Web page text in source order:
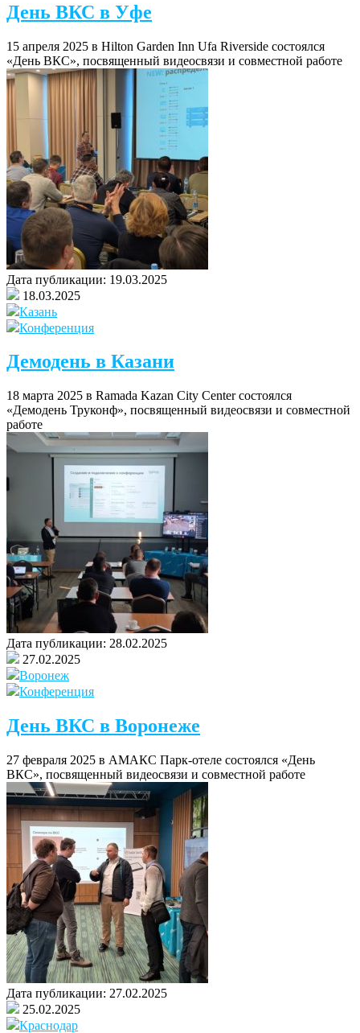
День ВКС в Уфе
15 апреля 2025 в Hilton Garden Inn Ufa Riverside состоялся
«День ВКС», посвященный видеосвязи и совместной работе
Дата публикации: 19.03.2025
18.03.2025
Казань
Конференция
Демодень в Казани
18 марта 2025 в Ramada Kazan City Center состоялся
«Демодень Труконф», посвященный видеосвязи и совместной
работе
Дата публикации: 28.02.2025
27.02.2025
Воронеж
Конференция
День ВКС в Воронеже
27 февраля 2025 в АМАКС Парк-отеле состоялся «День
ВКС», посвященный видеосвязи и совместной работе
Дата публикации: 27.02.2025
25.02.2025
Краснодар